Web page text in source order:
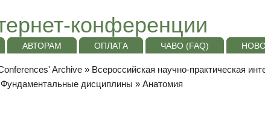
конференции
АВТОРАМ ОПЛАТА ЧАВО (FAQ)
Archive » Всероссийская научно-практическая
Фундаментальные дисциплины » Анатомия